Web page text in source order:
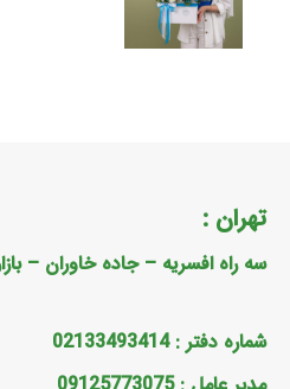
تهران :
سه راه افسریه – جاده خاوران –
شماره دفتر :02133493414